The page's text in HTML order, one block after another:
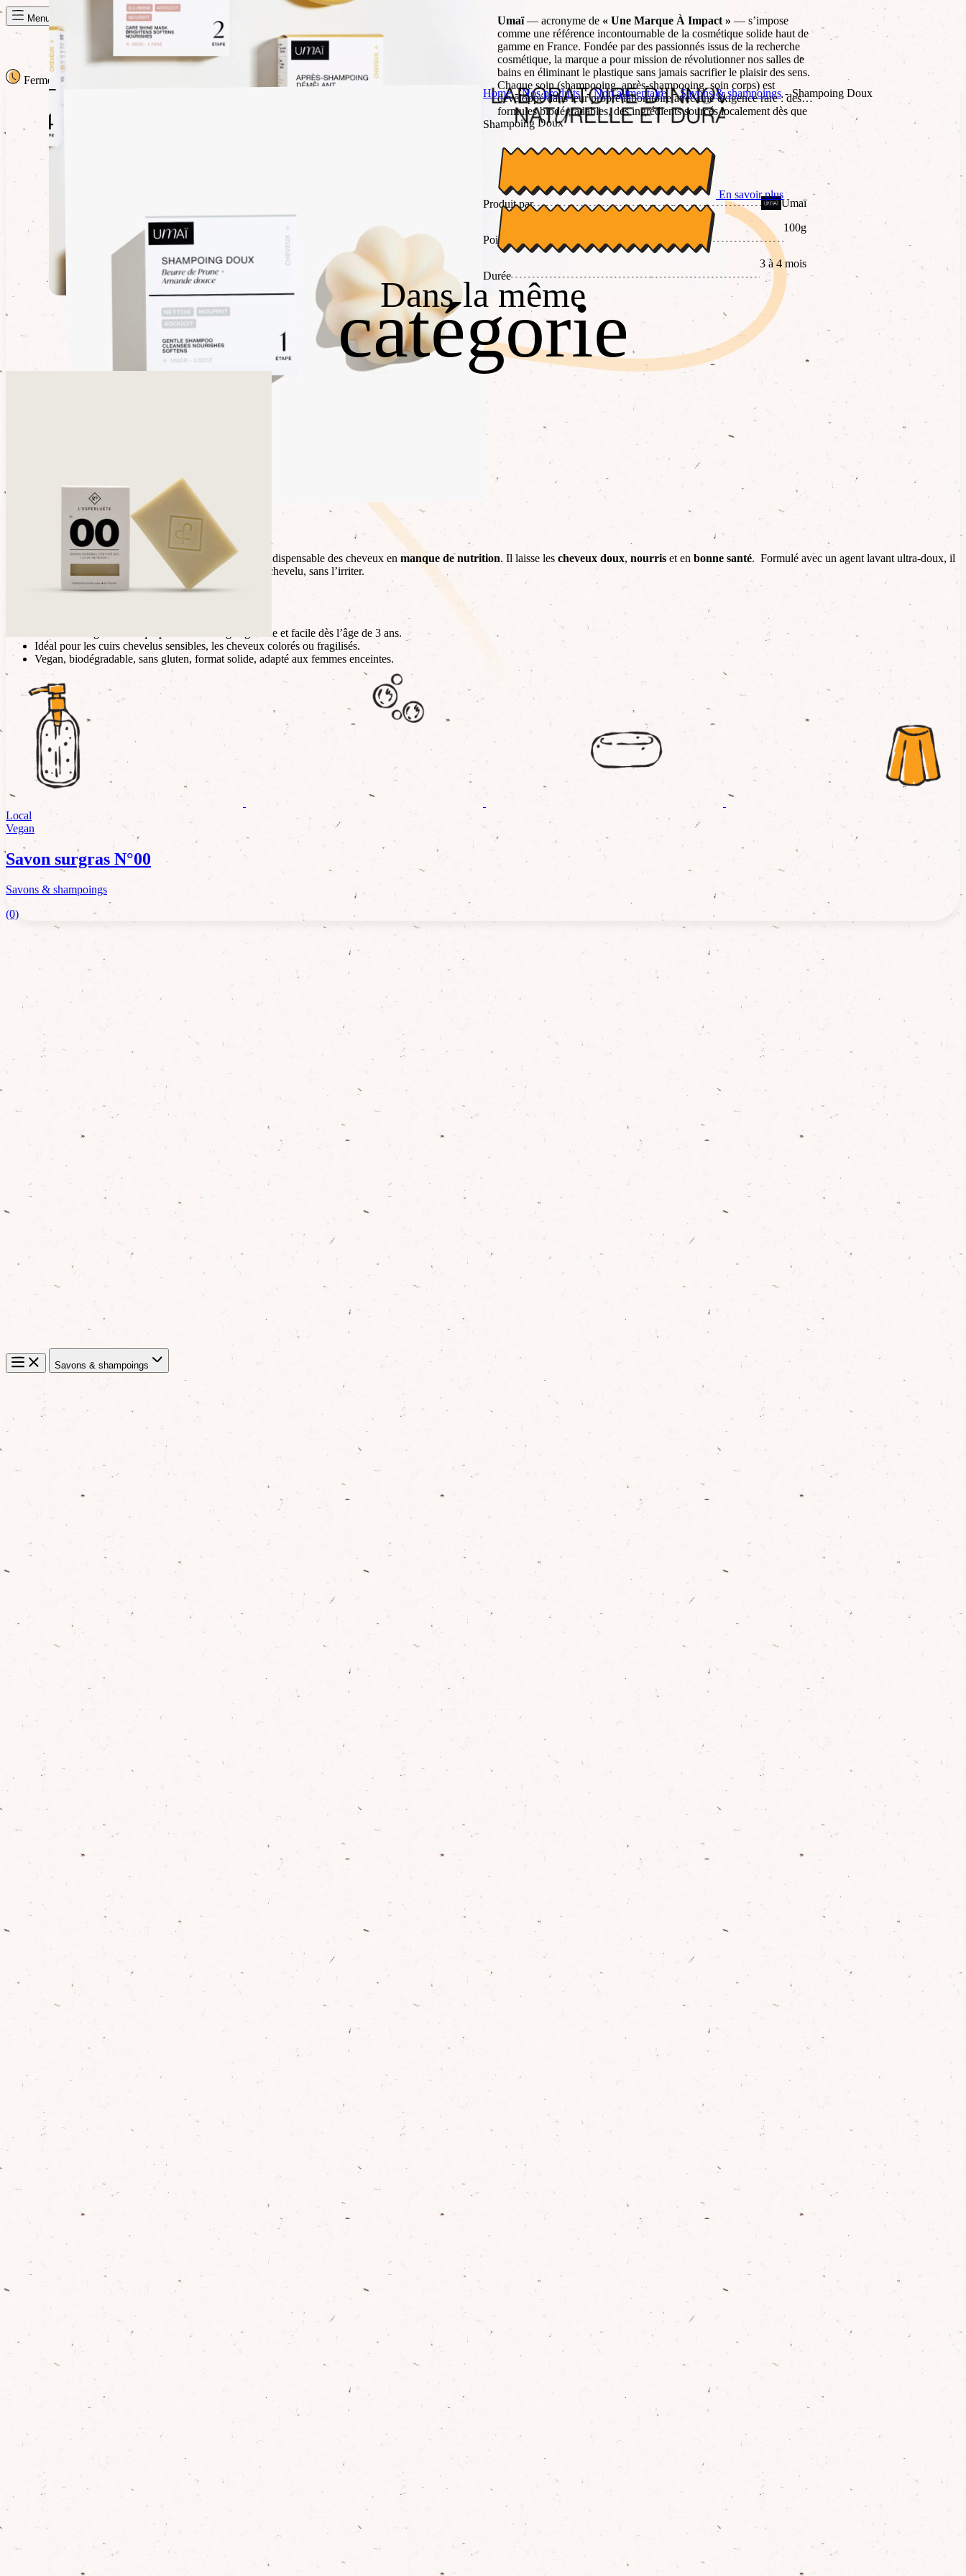
Menu Panier de la semaine
Fermé · Ouvre mardi à 09h30
Home
Nos produits Non alimentaire Savons & shampoings Shampoing Doux
Shampoing Doux
Produit par Umaï
Poids
100g
Durée
3 à 4 mois
Description
Concentré en huile et en beurre, le shampoing doux est l’indispensable des cheveux en manque de nutrition. Il laisse les cheveux doux, nourris et en bonne santé. Formulé avec un agent lavant ultra-doux, il
nettoie efficacement les cheveux et respecte le pH du cuir chevelu, sans l’irriter.
92,1% d’ingrédients d’origine naturelle
Une mousse généreuse qui permet un lavage agréable et facile dès l’âge de 3 ans.
Idéal pour les cuirs chevelus sensibles, les cheveux colorés ou fragilisés.
Vegan, biodégradable, sans gluten, format solide, adapté aux femmes enceintes.
Umaï— acronyme de « Une Marque À Impact » — s’impose
comme une référence incontournable de la cosmétique solide haut de
gamme en France. Fondée par des passionnés issus de la recherche
cosmétique, la marque a pour mission de révolutionner nos salles de
bains en éliminant le plastique sans jamais sacrifier le plaisir des sens.
Chaque soin (shampooing, après-shampooing, soin corps) est
développé dans leur propre laboratoire avec une exigence rare : des
formules biodégradables, des ingrédients sourcés localement dès que
possible et des packagings innovants en chutes de coton. Alliant
expertise scientifique et engagement écologique radical, Umaï prouve
avec brio qu’une routine beauté peut être à la fois luxueuse, ultra-
efficace et profondément respectueuse du vivant.
En savoir plus
Dans la même
catégorie
Local
Vegan
Savon surgras N°00
Savons & shampoings
(0)
Savons & shampoings